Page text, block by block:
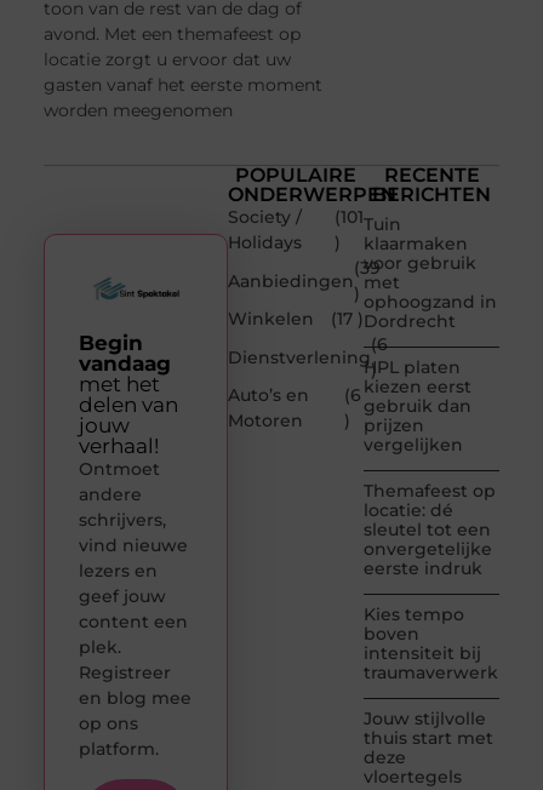
toon van de rest van de dag of
avond. Met een themafeest op
locatie zorgt u ervoor dat uw
gasten vanaf het eerste moment
worden meegenomen
POPULAIRE
ONDERWERPEN
Society /
Holidays
(101
)
Aanbiedingen
(39
)
Winkelen
(17 )
Dienstverlening
(6
)
Auto’s en
Motoren
(6
)
RECENTE
BERICHTEN
Tuin
klaarmaken
voor gebruik
met
ophoogzand in
Dordrecht
HPL platen
kiezen eerst
gebruik dan
prijzen
vergelijken
Themafeest op
locatie: dé
sleutel tot een
onvergetelijke
eerste indruk
Kies tempo
boven
intensiteit bij
traumaverwerking
Jouw stijlvolle
thuis start met
deze
vloertegels
Begin
vandaag
met het
delen van
jouw
verhaal!
Ontmoet
andere
schrijvers,
vind nieuwe
lezers en
geef jouw
content een
plek.
Registreer
en blog mee
op ons
platform.